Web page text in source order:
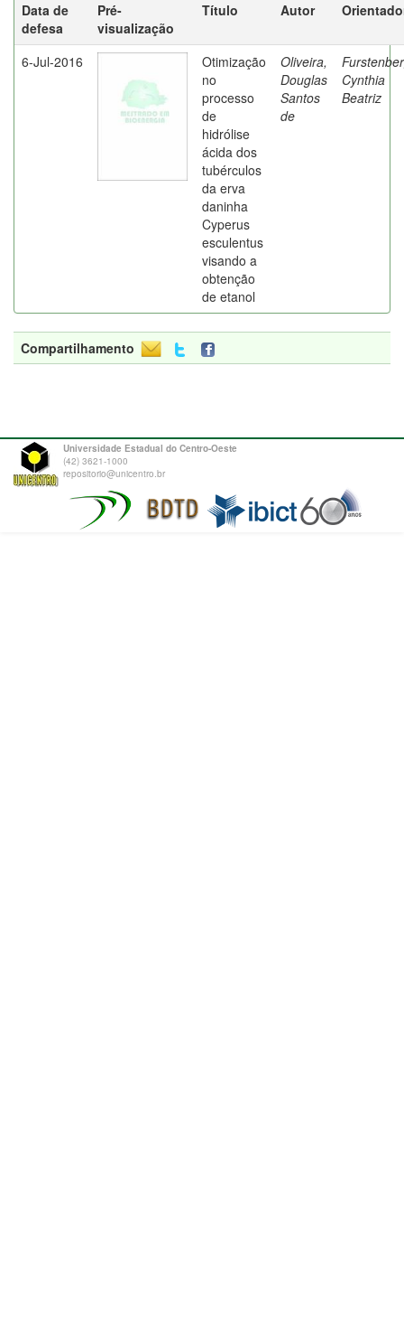
Data de
defesa
Pré-
visualização
Título Autor
6-Jul-2016
Otimização
no
processo
de
hidrólise
ácida dos
tubérculos
da erva
daninha
Cyperus
esculentus
visando a
obtenção
de etanol
Oliveira,
Douglas
Santos
de
Cynthia
Beatriz
Compartilhamento
Universidade Estadual do Centro-Oeste
(42) 3621-1000
repositorio@unicentro.br